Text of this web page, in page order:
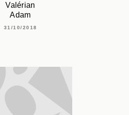
Valérian
Adam
31/10/2018